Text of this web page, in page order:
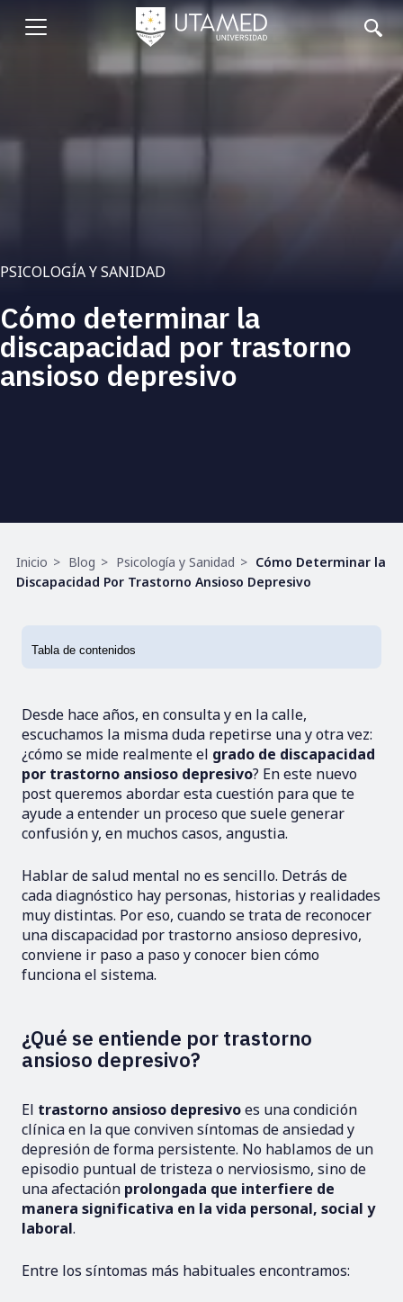
Abrir
PSICOLOGÍA Y SANIDAD
Cómo determinar la
discapacidad por trastorno
ansioso depresivo
Ruta
de
Inicio Blog Psicología y Sanidad
Cómo Determinar la
Discapacidad Por Trastorno Ansioso Depresivo
Desde hace años, en consulta y en la calle,
escuchamos la misma duda repetirse una y otra vez:
¿cómo se mide realmente el grado de discapacidad
por trastorno ansioso depresivo? En este nuevo
post queremos abordar esta cuestión para que te
ayude a entender un proceso que suele generar
confusión y, en muchos casos, angustia.
Hablar de salud mental no es sencillo. Detrás de
cada diagnóstico hay personas, historias y realidades
muy distintas. Por eso, cuando se trata de reconocer
una discapacidad por trastorno ansioso depresivo,
conviene ir paso a paso y conocer bien cómo
funciona el sistema.
¿Qué se entiende por trastorno
ansioso depresivo?
El trastorno ansioso depresivoes una condición
clínica en la que conviven síntomas de ansiedad y
depresión de forma persistente. No hablamos de un
episodio puntual de tristeza o nerviosismo, sino de
una afectación prolongada que interfiere de
manera significativa en la vida personal, social y
laboral.
Entre los síntomas más habituales encontramos: